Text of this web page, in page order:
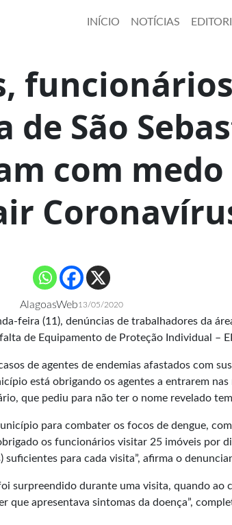
INÍCIO NOTÍCIAS
São
com medo
AlagoasWeb13/05/2020
feira (11), denúncias de trabalhadores da
de Equipamento de Proteção Individual –
de agentes de endemias afastados com
está obrigando os agentes a entrarem
que pediu para não ter o nome revelado
para combater os focos de dengue,
os funcionários visitar 25 imóveis por
para cada visita”, afirma o
surpreendido durante uma visita, quando ao
que apresentava sintomas da doença”,